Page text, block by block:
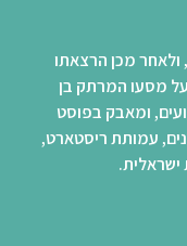
ולאחר מכן הרצאתו
מסעו המרתק בן
ומאבק בפוסט
עמותת ריסטארט,